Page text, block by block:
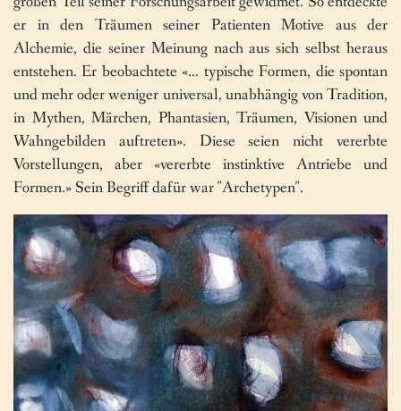
er in den Träumen seiner Patienten Motive aus der
Alchemie, die seiner Meinung nach aus sich selbst heraus
entstehen. Er beobachtete «… typische Formen, die spontan
und mehr oder weniger universal, unabhängig von Tradition,
in Mythen, Märchen, Phantasien, Träumen, Visionen und
Wahngebilden auftreten». Diese seien nicht vererbte
Vorstellungen, aber «vererbte instinktive Antriebe und
Formen.» Sein Begriff dafür war "Archetypen".